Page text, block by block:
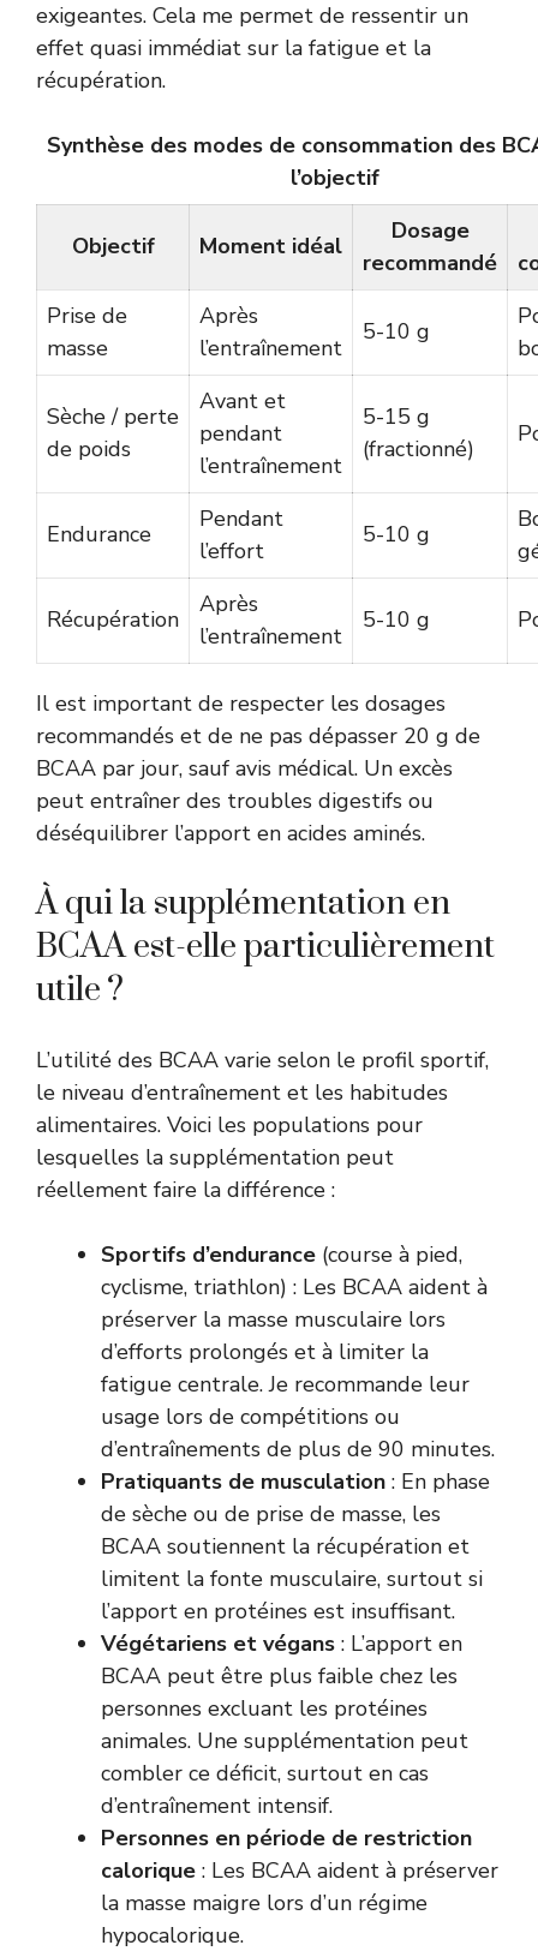
exigeantes. Cela me permet de ressentir un
effet quasi immédiat sur la fatigue et la
récupération.
Synthèse des modes de consommation des
l’objectif
Objectif Moment idéal
Dosage
recommandé
Prise de
masse
Après
l’entraînement
5-10 g
Sèche / perte
de poids
Avant et
pendant
l’entraînement
5-15 g
(fractionné)
Endurance
Pendant
l’effort
5-10 g
Récupération
Après
l’entraînement
5-10 g
Il est important de respecter les dosages
recommandés et de ne pas dépasser 20 g de
BCAA par jour, sauf avis médical. Un excès
peut entraîner des troubles digestifs ou
déséquilibrer l’apport en acides aminés.
À qui la supplémentation en
BCAA est-elle particulièrement
utile ?
L’utilité des BCAA varie selon le profil sportif,
le niveau d’entraînement et les habitudes
alimentaires. Voici les populations pour
lesquelles la supplémentation peut
réellement faire la différence :
Sportifs d’endurance (course à pied,
cyclisme, triathlon) : Les BCAA aident à
préserver la masse musculaire lors
d’efforts prolongés et à limiter la
fatigue centrale. Je recommande leur
usage lors de compétitions ou
d’entraînements de plus de 90 minutes.
Pratiquants de musculation : En phase
de sèche ou de prise de masse, les
BCAA soutiennent la récupération et
limitent la fonte musculaire, surtout si
l’apport en protéines est insuffisant.
Végétariens et végans : L’apport en
BCAA peut être plus faible chez les
personnes excluant les protéines
animales. Une supplémentation peut
combler ce déficit, surtout en cas
d’entraînement intensif.
Personnes en période de restriction
calorique : Les BCAA aident à préserver
la masse maigre lors d’un régime
hypocalorique.